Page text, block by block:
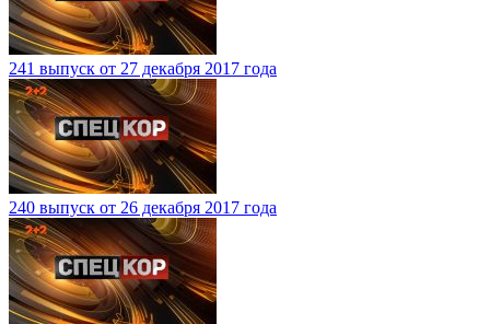
241 выпуск от 27 декабря 2017 года
240 выпуск от 26 декабря 2017 года